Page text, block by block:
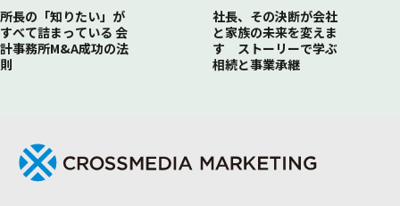
所長の「知りたい」が
すべて詰まっている 会
計事務所M&A成功の法
則
社長、その決断が会社
と家族の未来を変えま
す ストーリーで学ぶ
相続と事業承継